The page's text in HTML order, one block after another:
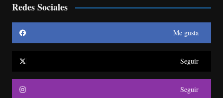
Redes Sociales
Me gusta
Seguir
Seguir